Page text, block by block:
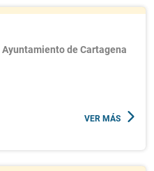
de Cartagena
VER MÁS